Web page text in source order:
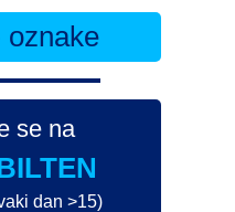
oznake
se na
dan >15)